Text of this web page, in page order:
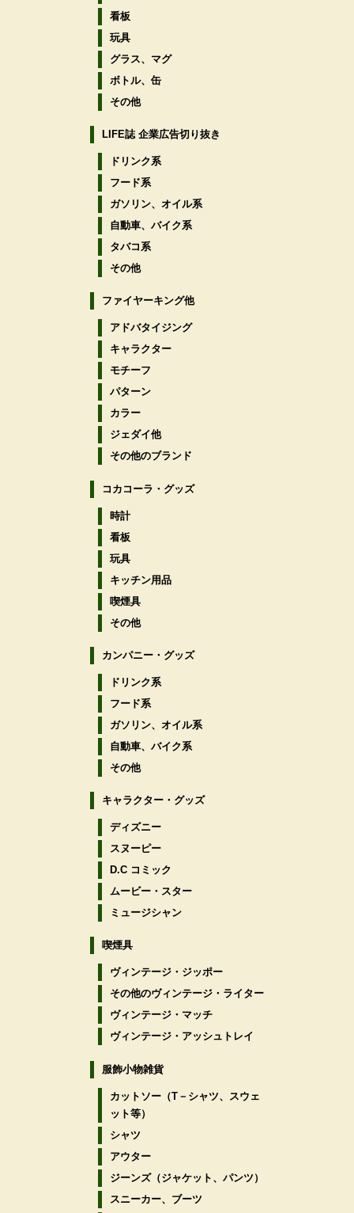
看板
玩具
グラス、マグ
ボトル、缶
その他
LIFE誌 企業広告切り抜き
ドリンク系
フード系
ガソリン、オイル系
自動車、バイク系
タバコ系
その他
ファイヤーキング他
アドバタイジング
キャラクター
モチーフ
パターン
カラー
ジェダイ他
その他のブランド
コカコーラ・グッズ
時計
看板
玩具
キッチン用品
喫煙具
その他
カンパニー・グッズ
ドリンク系
フード系
ガソリン、オイル系
自動車、バイク系
その他
キャラクター・グッズ
ディズニー
スヌーピー
D.C コミック
ムービー・スター
ミュージシャン
喫煙具
ヴィンテージ・ジッポー
その他のヴィンテージ・ライター
ヴィンテージ・マッチ
ヴィンテージ・アッシュトレイ
服飾小物雑貨
カットソー（T－シャツ、スウェ
ット等）
シャツ
アウター
ジーンズ（ジャケット、パンツ）
スニーカー、ブーツ